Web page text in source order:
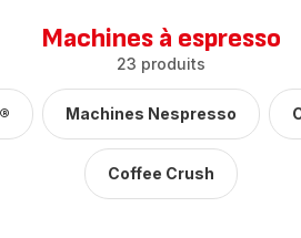
Machines à espresso
23 produits
Machines Nespresso
Coffee Crush